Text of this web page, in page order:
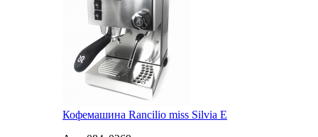
Кофемашина Rancilio miss Silvia E